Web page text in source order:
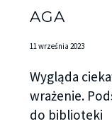
AGA
11 września 2023
Wygląda
wrażenie.
do biblioteki